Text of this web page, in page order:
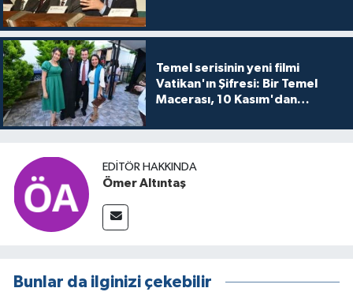
Temel serisinin yeni filmi
Vatikan'ın Şifresi: Bir Temel
Macerası, 10 Kasım'dan
buluşuyo
EDITÖR HAKKINDA
Ömer Altıntaş
Bunlar da ilginizi çekebilir